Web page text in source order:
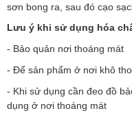
sơn bong ra, sau đó cạo
Lưu ý khi sử dụng hóa
- Bảo quản nơi thoáng mát
- Để sản phẩm ở nơi khô
- Khi sử dụng cần đeo đồ
dụng ở nơi thoáng mát